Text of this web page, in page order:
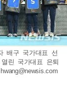
배구 국가대표 선
린 국가대표 은퇴
hwang@newsis.com